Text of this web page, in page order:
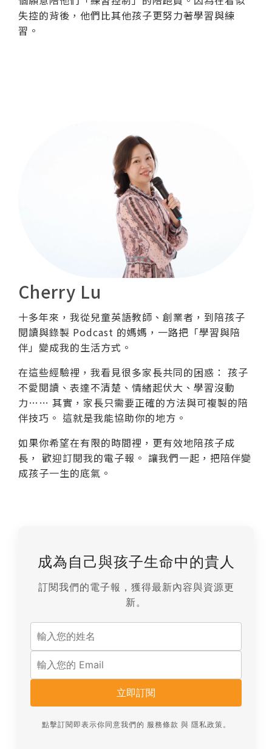
失控的背後，他們比其他孩子更努力著學習與練
習。
Cherry Lu
十多年來，我從兒童英語教師、創業者，到陪孩子
閱讀與錄製 Podcast 的媽媽，一路把「學習與陪
伴」變成我的生活方式。
在這些經驗裡，我看見很多家長共同的困惑： 孩子
不愛閱讀、表達不清楚、情緒起伏大、學習沒動
力…… 其實，家長只需要正確的方法與可複製的陪
伴技巧。 這就是我能協助你的地方。
如果你希望在有限的時間裡，更有效地陪孩子成
長， 歡迎訂閱我的電子報。 讓我們一起，把陪伴變
成孩子一生的底氣。
成為自己與孩子生命中的貴人
訂閱我們的電子報，獲得最新內容與資源更
新。
立即訂閱
點擊訂閱即表示你同意我們的 服務條款 與 隱私政策。